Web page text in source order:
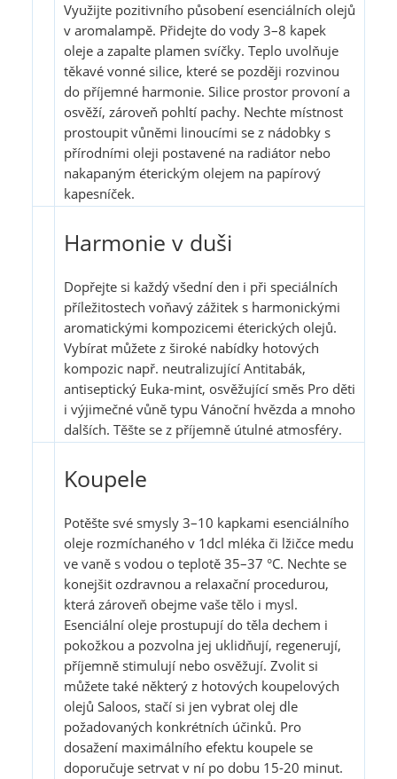
Využijte pozitivního působení esenciálních olejů
v aromalampě. Přidejte do vody 3–8 kapek
oleje a zapalte plamen svíčky. Teplo uvolňuje
těkavé vonné silice, které se později rozvinou
do příjemné harmonie. Silice prostor provoní a
osvěží, zároveň pohltí pachy. Nechte místnost
prostoupit vůněmi linoucími se z nádobky s
přírodními oleji postavené na radiátor nebo
nakapaným éterickým olejem na papírový
kapesníček.
Harmonie v duši
Dopřejte si každý všední den i při speciálních
příležitostech voňavý zážitek s harmonickými
aromatickými kompozicemi éterických olejů.
Vybírat můžete z široké nabídky hotových
kompozic např. neutralizující Antitabák,
antiseptický Euka-mint, osvěžující směs Pro děti
i výjimečné vůně typu Vánoční hvězda a mnoho
dalších. Těšte se z příjemně útulné atmosféry.
Koupele
Potěšte své smysly 3–10 kapkami esenciálního
oleje rozmíchaného v 1dcl mléka či lžičce medu
ve vaně s vodou o teplotě 35–37 °C. Nechte se
konejšit ozdravnou a relaxační procedurou,
která zároveň obejme vaše tělo i mysl.
Esenciální oleje prostupují do těla dechem i
pokožkou a pozvolna jej uklidňují, regenerují,
příjemně stimulují nebo osvěžují. Zvolit si
můžete také některý z hotových koupelových
olejů Saloos, stačí si jen vybrat olej dle
požadovaných konkrétních účinků. Pro
dosažení maximálního efektu koupele se
doporučuje setrvat v ní po dobu 15-20 minut.